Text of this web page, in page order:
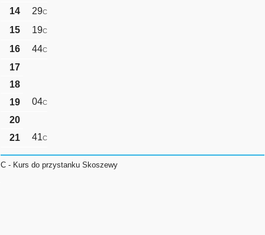
14 29C
15 19C
16 44C
17
18
19
04C
20
21
41C
C - Kurs do przystanku Skoszewy